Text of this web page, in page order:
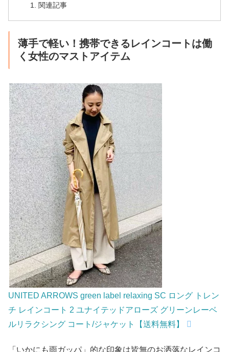
関連記事
薄手で軽い！携帯できるレインコートは働
く女性のマストアイテム
UNITED ARROWS green label relaxing SC ロング トレン
チ レインコート 2 ユナイテッドアローズ グリーンレーベ
ルリラクシング コート/ジャケット【送料無料】
「いかにも雨ガッパ」的な印象は皆無のお洒落なレインコ